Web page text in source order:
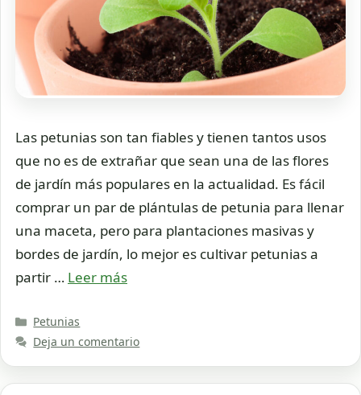
Las petunias son tan fiables y tienen tantos usos
que no es de extrañar que sean una de las flores
de jardín más populares en la actualidad. Es fácil
comprar un par de plántulas de petunia para llenar
una maceta, pero para plantaciones masivas y
bordes de jardín, lo mejor es cultivar petunias a
partir … Leer más
Categorías
Petunias
Deja un comentario